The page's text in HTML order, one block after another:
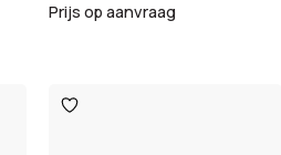
Prijs op aanvraag
Toevoegen
aan